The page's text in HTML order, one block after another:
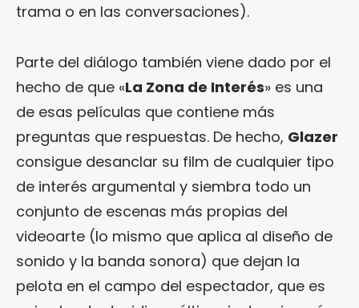
trama o en las conversaciones).
Parte del diálogo también viene dado por el
hecho de que «La Zona de Interés» es una
de esas películas que contiene más
preguntas que respuestas. De hecho, Glazer
consigue desanclar su film de cualquier tipo
de interés argumental y siembra todo un
conjunto de escenas más propias del
videoarte (lo mismo que aplica al diseño de
sonido y la banda sonora) que dejan la
pelota en el campo del espectador, que es